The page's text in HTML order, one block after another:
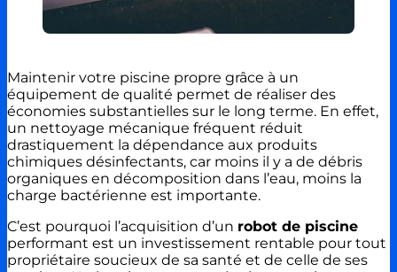
Maintenir votre piscine propre grâce à un
équipement de qualité permet de réaliser des
économies substantielles sur le long terme. En effet,
un nettoyage mécanique fréquent réduit
drastiquement la dépendance aux produits
chimiques désinfectants, car moins il y a de débris
organiques en décomposition dans l’eau, moins la
charge bactérienne est importante.
C’est pourquoi l’acquisition d’un robot de piscine
performant est un investissement rentable pour tout
propriétaire soucieux de sa santé et de celle de ses